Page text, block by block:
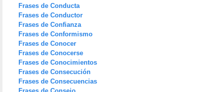
Frases de Conducta
Frases de Conductor
Frases de Confianza
Frases de Conformismo
Frases de Conocer
Frases de Conocerse
Frases de Conocimientos
Frases de Consecución
Frases de Consecuencias